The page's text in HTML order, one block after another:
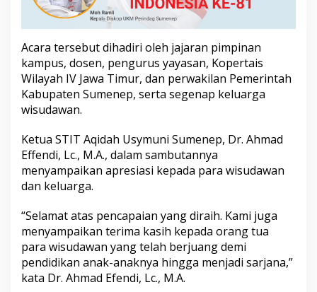
i
d
y
a
h
k
e
V
I
I
Acara tersebut dihadiri oleh jajaran pimpinan
kampus, dosen, pengurus yayasan, Kopertais
Wilayah IV Jawa Timur, dan perwakilan Pemerintah
Kabupaten Sumenep, serta segenap keluarga
wisudawan.
Ketua STIT Aqidah Usymuni Sumenep, Dr. Ahmad
Effendi, Lc., M.A., dalam sambutannya
menyampaikan apresiasi kepada para wisudawan
dan keluarga.
“Selamat atas pencapaian yang diraih. Kami juga
menyampaikan terima kasih kepada orang tua
para wisudawan yang telah berjuang demi
pendidikan anak-anaknya hingga menjadi sarjana,”
kata Dr. Ahmad Efendi, Lc., M.A.